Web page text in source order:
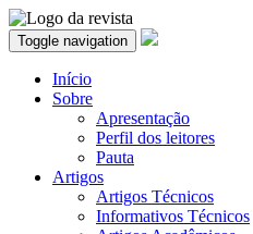
Toggle navigation
Início
Sobre
Apresentação
Perfil dos leitores
Pauta
Artigos
Artigos Técnicos
Informativos Técnicos